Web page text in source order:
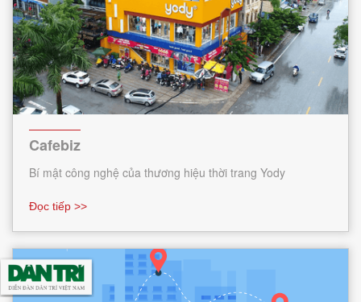
Cafebiz
Bí mật công nghệ của thương hiệu thời trang Yody
Đọc tiếp >>